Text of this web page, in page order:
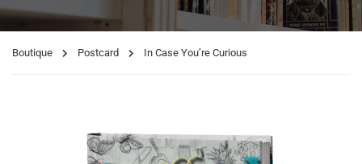
Boutique Postcard In Case You’re Curious